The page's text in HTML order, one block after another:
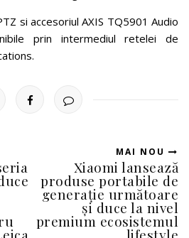
si accesoriul AXIS TQ5901 Audio
prin intermediul retelei de
MAI NOU
Xiaomi lansează
produse portabile de
generație următoare
și duce la nivel
premium ecosistemul